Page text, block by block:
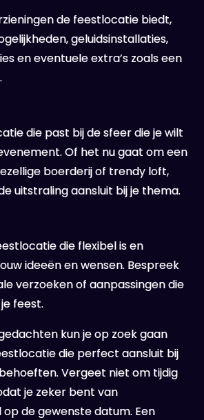
de feestlocatie biedt,
geluidsinstallaties,
en eventuele extra’s zoals een
die past bij de sfeer die je wilt
Of het nu gaat om een
boerderij of trendy loft,
uitstraling aansluit bij je thema.
die flexibel is en
ideeën en wensen. Bespreek
verzoeken of aanpassingen die
feest.
kun je op zoek gaan
die perfect aansluit bij
Vergeet niet om tijdig
je zeker bent van
de gewenste datum. Een